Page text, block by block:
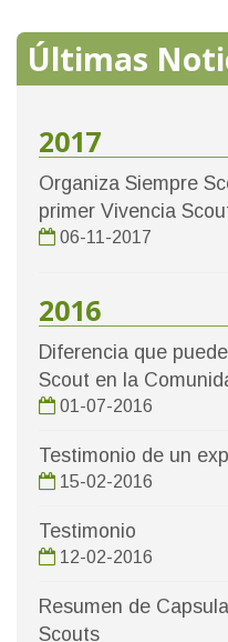
Últimas
2017
Organiza Siempre
primer Vivencia
06-11-2017
2016
Diferencia que
Scout en la
01-07-2016
Testimonio de un
15-02-2016
Testimonio
12-02-2016
Resumen de
Scouts